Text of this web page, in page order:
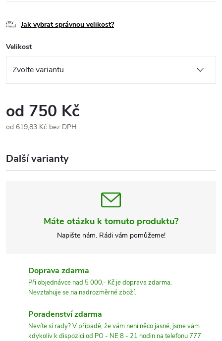
Jak vybrat správnou velikost?
Velikost
od 750 Kč
od 619,83 Kč bez DPH
Další varianty
Máte otázku k tomuto produktu?
Napište nám. Rádi vám pomůžeme!
Doprava zdarma
Při objednávce nad 5 000,- Kč je doprava zdarma.
Nevztahuje se na nadrozměrné zboží.
Poradenství zdarma
Nevíte si rady? V případě, že vám není něco jasné, jsme vám
kdykoliv k dispozici od PO - NE 8 - 21 hodin.na telefonu 777